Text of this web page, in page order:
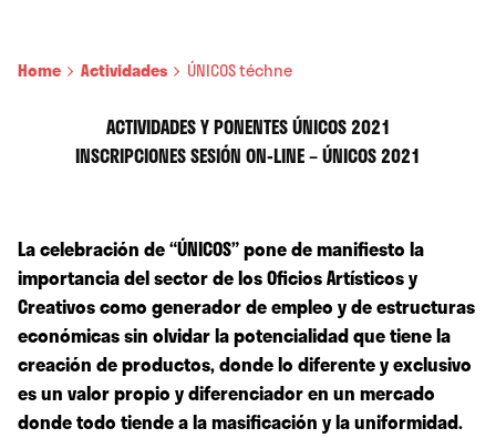
Home Actividades ÚNICOS téchne
ACTIVIDADES Y PONENTES ÚNICOS 2021
INSCRIPCIONES SESIÓN ON-LINE – ÚNICOS 2021
La celebración de “ÚNICOS” pone de manifiesto la
importancia del sector de los Oficios Artísticos y
Creativos como generador de empleo y de estructuras
económicas sin olvidar la potencialidad que tiene la
creación de productos, donde lo diferente y exclusivo
es un valor propio y diferenciador en un mercado
donde todo tiende a la masificación y la uniformidad.